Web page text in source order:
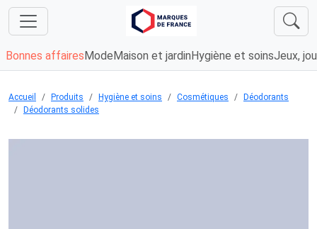
Bonnes affaires Mode Maison et jardin Hygiène et soinsJeux,
Accueil Produits Hygiène et soins Cosmétiques
Déodorants
Déodorants solides